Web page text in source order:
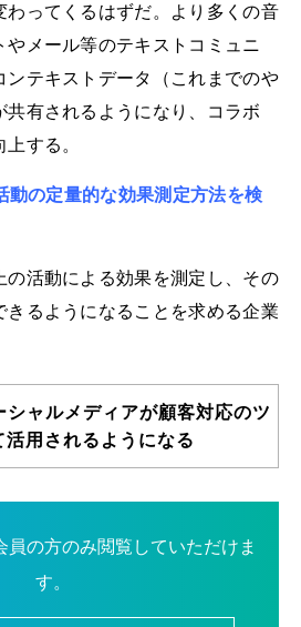
わってくるはずだ。より多くの音
やメール等のテキストコミュニ
ンテキストデータ（これまでのや
共有されるようになり、コラボ
する。
動の定量的な効果測定方法を検
の活動による効果を測定し、その
きるようになることを求める企業
ャルメディアが顧客対応のツ
活用されるようになる
員の方のみ閲覧していただけま
す。